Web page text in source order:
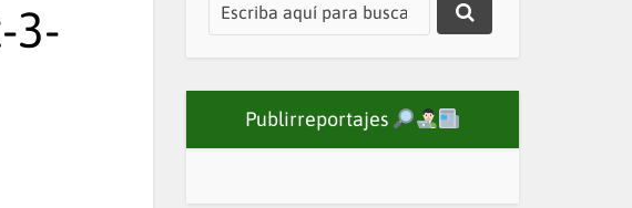
3-
Publirreportajes